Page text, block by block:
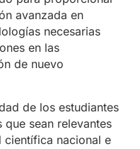
avanzada en
necesarias
en las
de nuevo
de los estudiantes
sean relevantes
científica nacional e